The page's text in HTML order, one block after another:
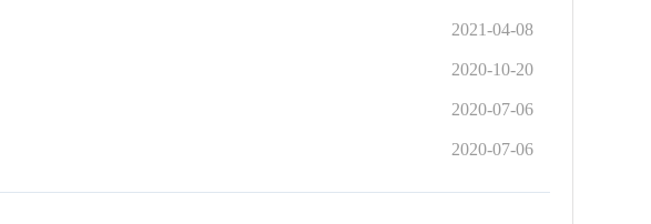
2021-04-08
2020-10-20
2020-07-06
2020-07-06